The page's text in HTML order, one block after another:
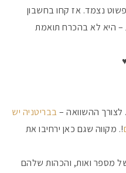
פשוט נצמד. אז קחו בחשבון
– היא לא בהכרח תואמת
לצורך ההשוואה –בבריטניה יש
!. מקווה שגם כאן ירחיבו את
מספר ואות, והכהות שלהם